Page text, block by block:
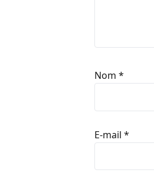
Nom *
E-mail *